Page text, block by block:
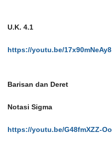
U.K. 4.1
https://youtu.be/17x90mNeAy8
Barisan dan Deret
Notasi Sigma
https://youtu.be/G48fmXZZ-Oo